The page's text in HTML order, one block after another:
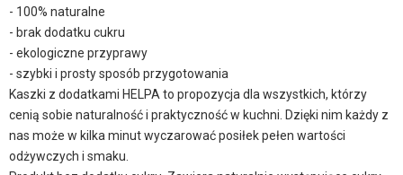
- 100% naturalne
- brak dodatku cukru
- ekologiczne przyprawy
- szybki i prosty sposób przygotowania
Kaszki z dodatkami HELPA to propozycja dla wszystkich, którzy
cenią sobie naturalność i praktyczność w kuchni. Dzięki nim każdy z
nas może w kilka minut wyczarować posiłek pełen wartości
odżywczych i smaku.